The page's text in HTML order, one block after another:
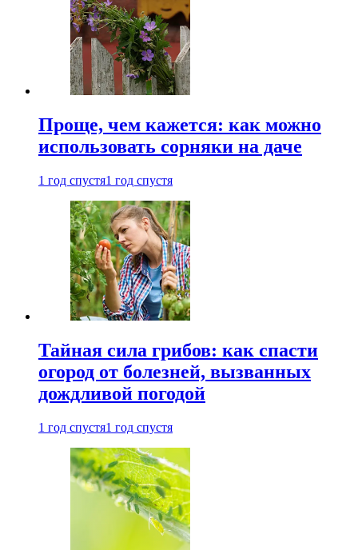
Проще, чем кажется: как можно
использовать сорняки на даче
1 год спустя1 год спустя
Тайная сила грибов: как спасти
огород от болезней, вызванных
дождливой погодой
1 год спустя1 год спустя